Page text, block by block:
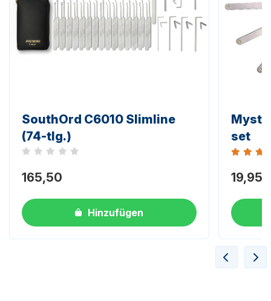
SouthOrd C6010 Slimline
(74-tlg.)
Noch keine Bewertungen
165,50
Hinzufügen
set
19,95